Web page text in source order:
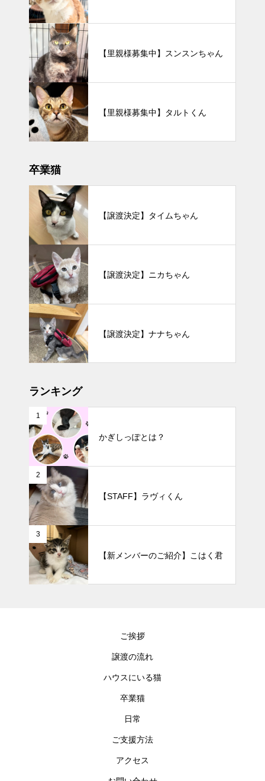
【里親様募集中】スンスンちゃん
【里親様募集中】タルトくん
卒業猫
【譲渡決定】タイムちゃん
【譲渡決定】ニカちゃん
【譲渡決定】ナナちゃん
ランキング
1
かぎしっぽとは？
2
【STAFF】ラヴィくん
3
【新メンバーのご紹介】こはく君
ご挨拶
譲渡の流れ
ハウスにいる猫
卒業猫
日常
ご支援方法
アクセス